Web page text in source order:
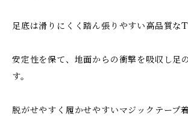
足底は滑りにくく踏ん張りやすい高品質な
安定性を保て、地面からの衝撃を吸収し足
す。
脱がせやすく履かせやすいマジックテープ着